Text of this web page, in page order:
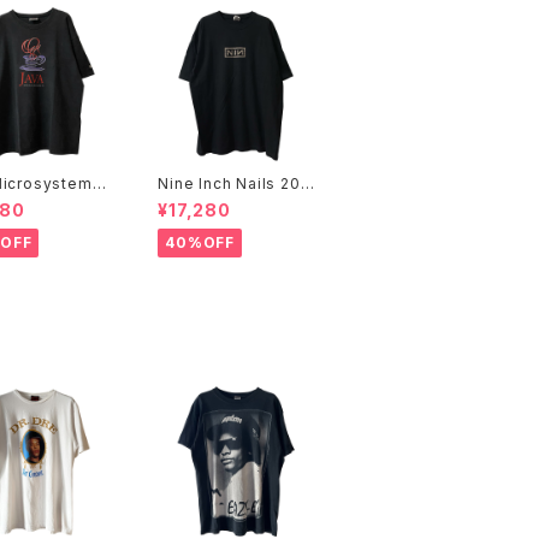
1
DAY CMU
Tee
Nine Inch Nails 200
5 Live with Teeth B
and Tee
¥17,280
40%OFF